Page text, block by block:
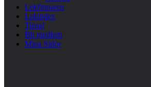
Lekfinnaren
Lekindex
Tipsa!
Bli medlem
Mina Sidor